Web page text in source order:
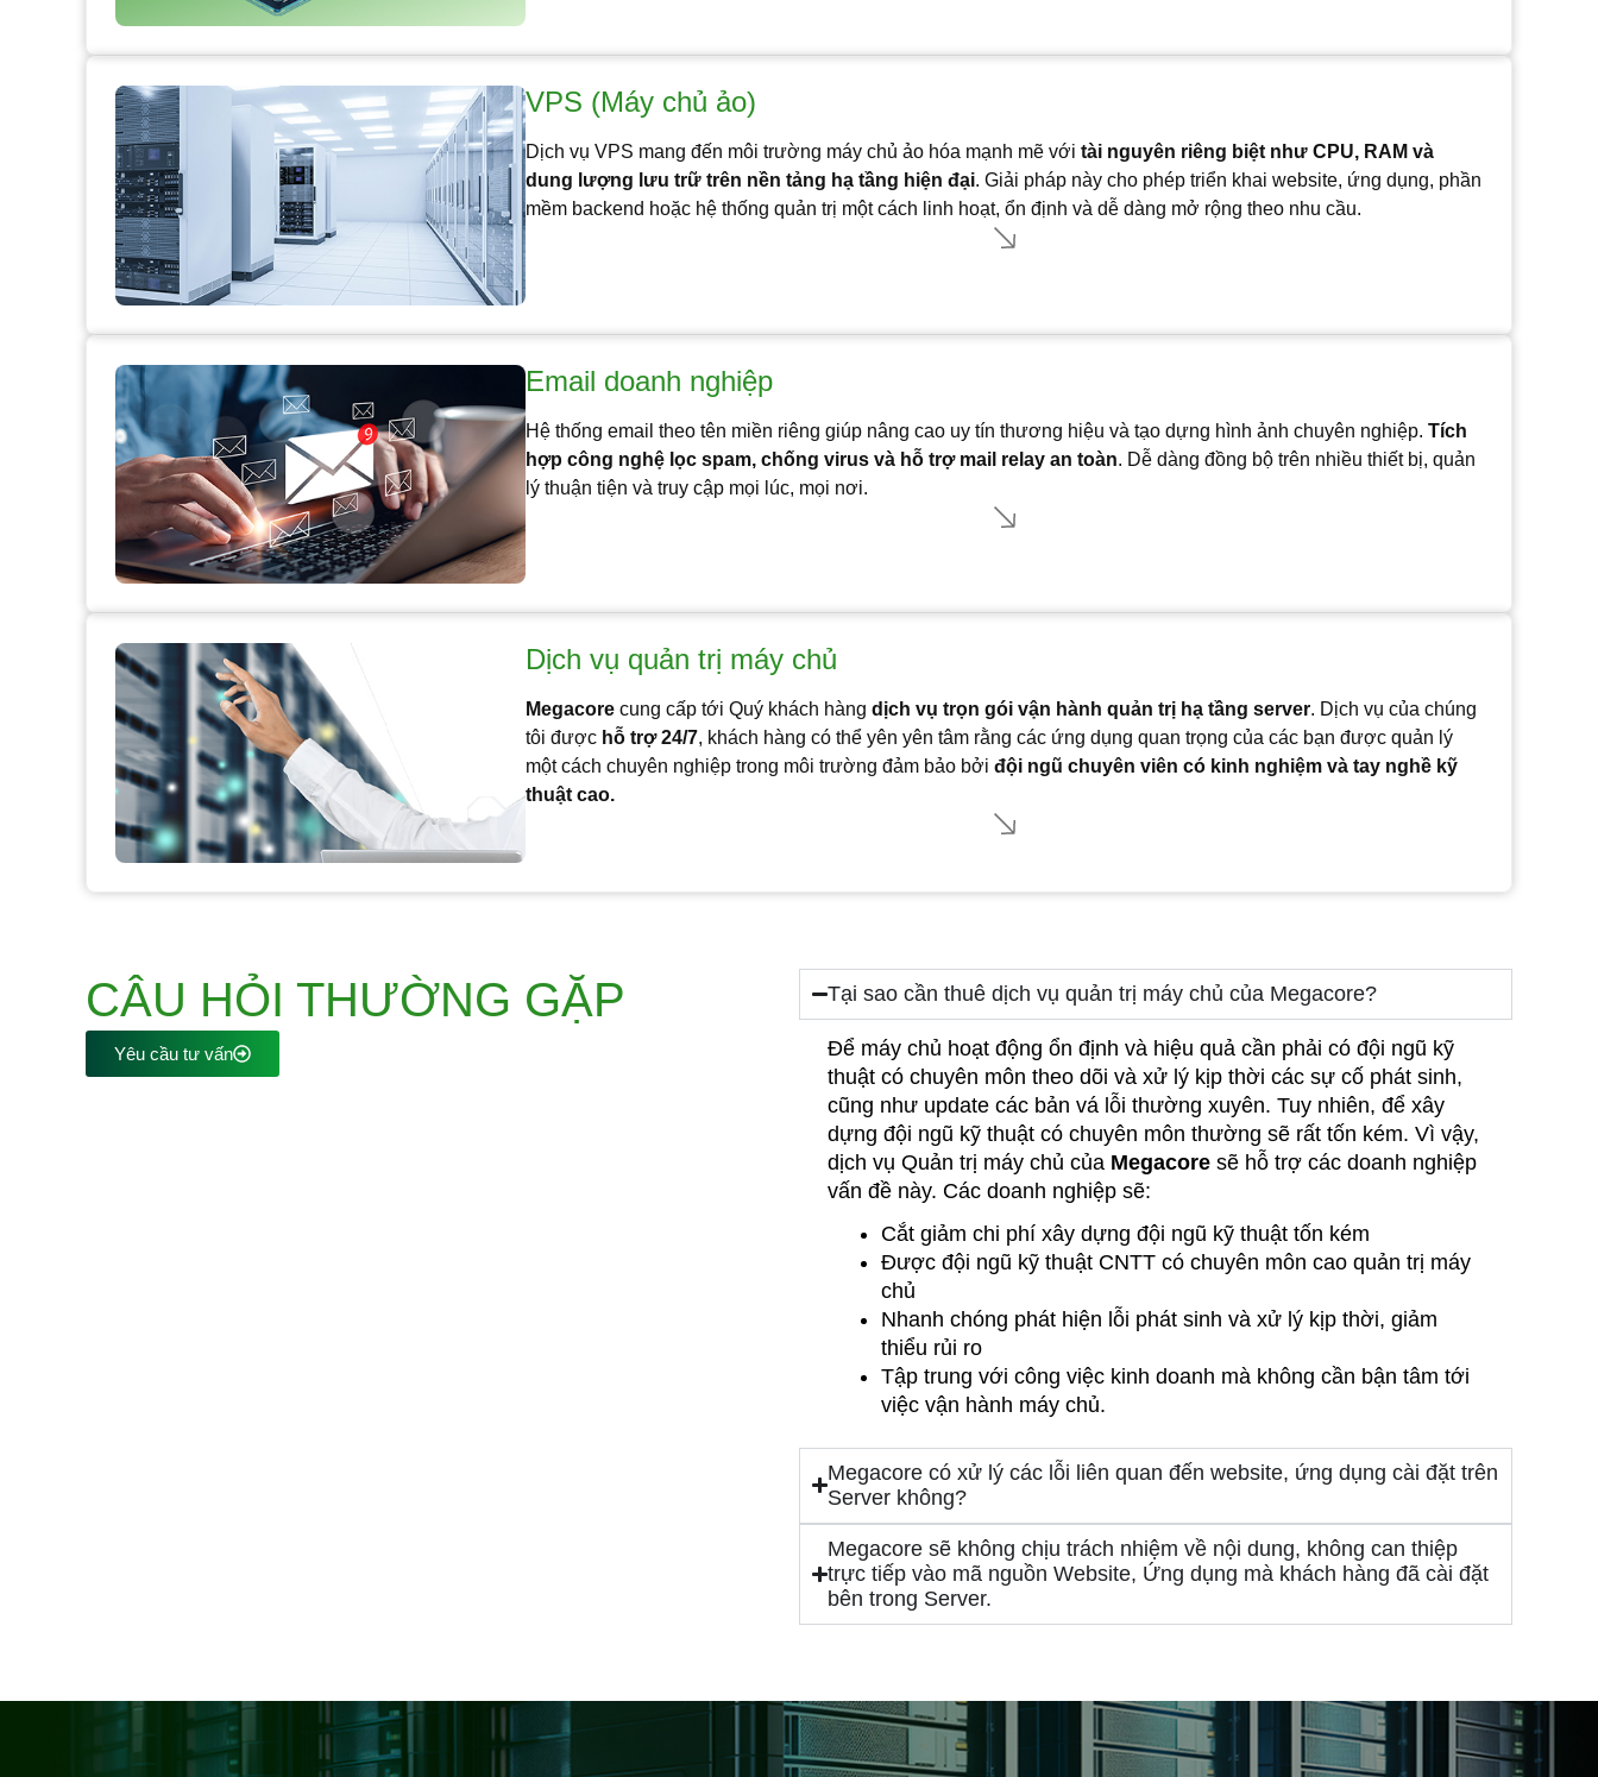
VPS (Máy chủ ảo)
Dịch vụ VPS mang đến môi trường máy chủ ảo hóa mạnh mẽ với tài nguyên riêng biệt như CPU, RAM và
dung lượng lưu trữ trên nền tảng hạ tầng hiện đại. Giải pháp này cho phép triển khai website, ứng dụng, phần
mềm backend hoặc hệ thống quản trị một cách linh hoạt, ổn định và dễ dàng mở rộng theo nhu cầu.
Email doanh nghiệp
Hệ thống email theo tên miền riêng giúp nâng cao uy tín thương hiệu và tạo dựng hình ảnh chuyên nghiệp. Tích
hợp công nghệ lọc spam, chống virus và hỗ trợ mail relay an toàn. Dễ dàng đồng bộ trên nhiều thiết bị, quản
lý thuận tiện và truy cập mọi lúc, mọi nơi.
Dịch vụ quản trị máy chủ
Megacore cung cấp tới Quý khách hàng dịch vụ trọn gói vận hành quản trị hạ tầng server. Dịch vụ của chúng
tôi được hỗ trợ 24/7, khách hàng có thể yên yên tâm rằng các ứng dụng quan trọng của các bạn được quản lý
một cách chuyên nghiệp trong môi trường đảm bảo bởi đội ngũ chuyên viên có kinh nghiệm và tay nghề kỹ
thuật cao.
CÂU HỎI THƯỜNG GẶP
Yêu cầu tư vấn
Tại sao cần thuê dịch vụ quản trị máy chủ của Megacore?
Để máy chủ hoạt động ổn định và hiệu quả cần phải có đội ngũ kỹ
thuật có chuyên môn theo dõi và xử lý kịp thời các sự cố phát sinh,
cũng như update các bản vá lỗi thường xuyên. Tuy nhiên, để xây
dựng đội ngũ kỹ thuật có chuyên môn thường sẽ rất tốn kém. Vì vậy,
dịch vụ Quản trị máy chủ của Megacore sẽ hỗ trợ các doanh nghiệp
vấn đề này. Các doanh nghiệp sẽ:
Cắt giảm chi phí xây dựng đội ngũ kỹ thuật tốn kém
Được đội ngũ kỹ thuật CNTT có chuyên môn cao quản trị máy
chủ
Nhanh chóng phát hiện lỗi phát sinh và xử lý kịp thời, giảm
thiểu rủi ro
Tập trung với công việc kinh doanh mà không cần bận tâm tới
việc vận hành máy chủ.
Megacore có xử lý các lỗi liên quan đến website, ứng dụng cài đặt trên
Server không?
Megacore sẽ không chịu trách nhiệm về nội dung, không can thiệp
trực tiếp vào mã nguồn Website, Ứng dụng mà khách hàng đã cài đặt
bên trong Server.